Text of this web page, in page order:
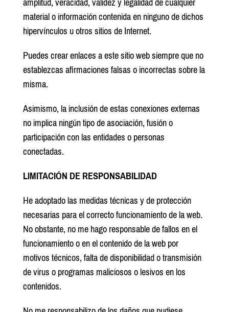
material o información contenida en ninguno de dichos
hipervínculos u otros sitios de Internet.
Puedes crear enlaces a este sitio web siempre que no
establezcas afirmaciones falsas o incorrectas sobre la
misma.
Asimismo, la inclusión de estas conexiones externas
no implica ningún tipo de asociación, fusión o
participación con las entidades o personas
conectadas.
LIMITACIÓN DE RESPONSABILIDAD
He adoptado las medidas técnicas y de protección
necesarias para el correcto funcionamiento de la web.
No obstante, no me hago responsable de fallos en el
funcionamiento o en el contenido de la web por
motivos técnicos, falta de disponibilidad o transmisión
de virus o programas maliciosos o lesivos en los
contenidos.